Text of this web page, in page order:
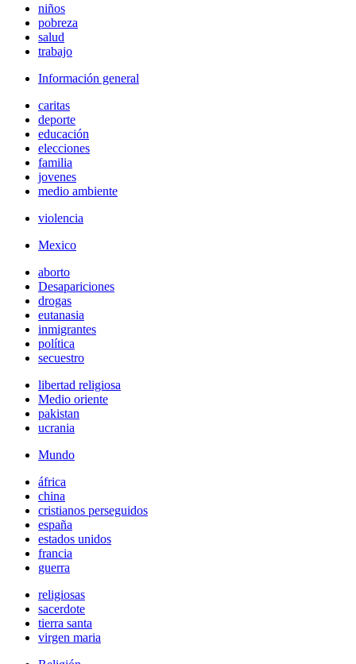
niños
pobreza
salud
trabajo
Información general
caritas
deporte
educación
elecciones
familia
jovenes
medio ambiente
violencia
Mexico
aborto
Desapariciones
drogas
eutanasia
inmigrantes
política
secuestro
libertad religiosa
Medio oriente
pakistan
ucrania
Mundo
áfrica
china
cristianos perseguidos
españa
estados unidos
francia
guerra
religiosas
sacerdote
tierra santa
virgen maria